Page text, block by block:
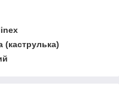
(каструлька)